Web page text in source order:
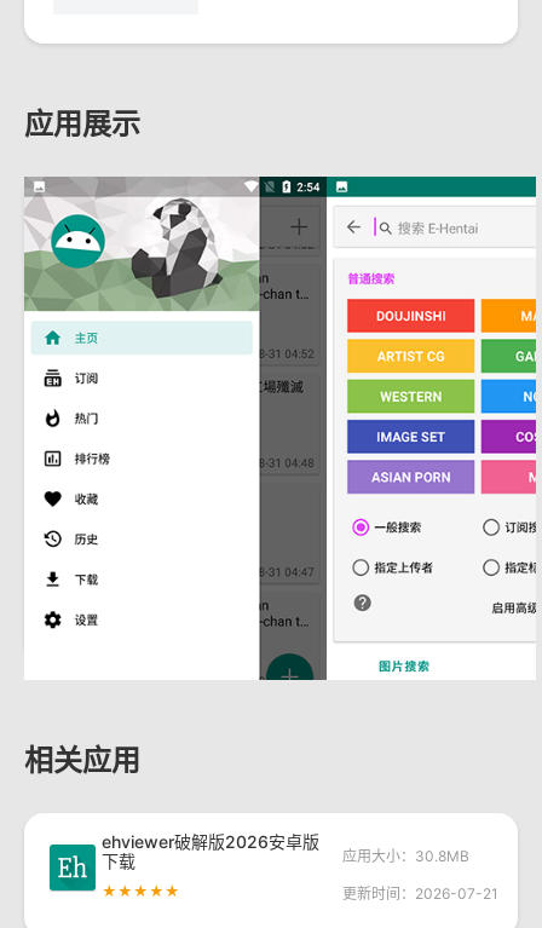
应用展示
相关应用
ehviewer破解版2026安卓版
下载
★★★★★
应用大小：30.8MB
更新时间：2026-07-21